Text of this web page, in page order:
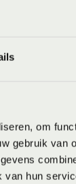
om
gebruik van
van hun
in de